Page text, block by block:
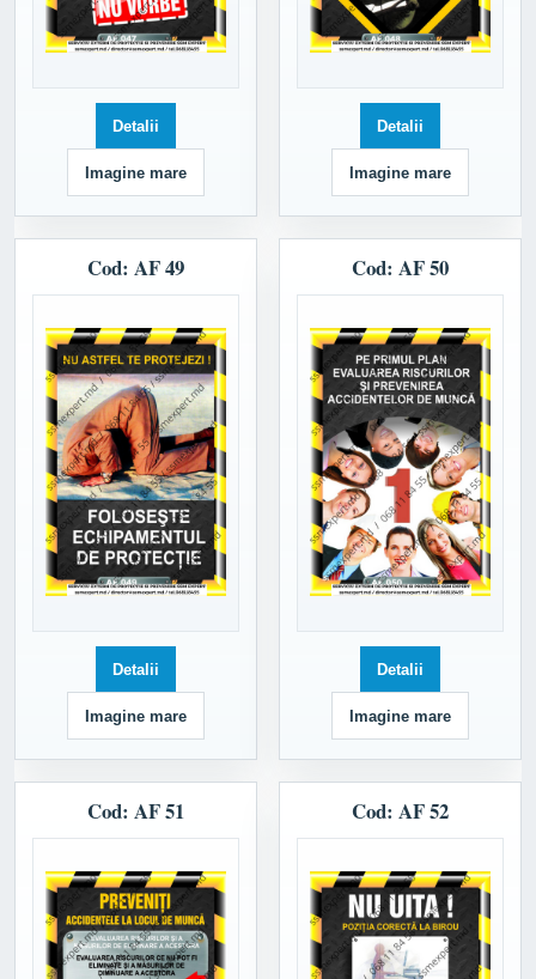
Detalii
Imagine mare
Detalii
Imagine mare
Cod: AF 49
Detalii
Imagine mare
Cod: AF 50
Detalii
Imagine mare
Cod: AF 51 Cod: AF 52